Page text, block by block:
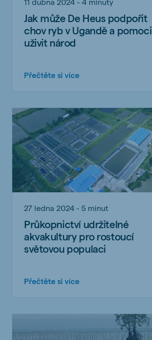
Jak může De Heus podpořit
chov ryb v Ugandě a pomoci
uživit národ
Přečtěte si více
27 ledna 2024 - 5 minut
Průkopnictví udržitelné
akvakultury pro rostoucí
světovou populaci
Přečtěte si více